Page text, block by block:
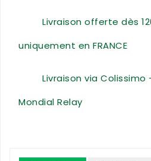
Livraison offerte dès
uniquement en FRANCE
Livraison via
Mondial Relay